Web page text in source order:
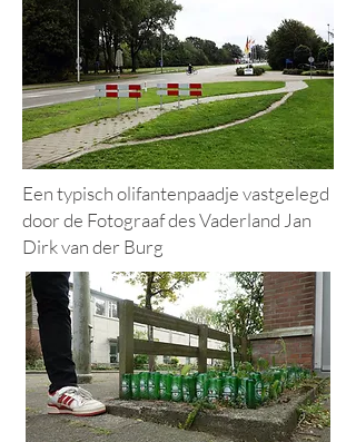
Een typisch olifantenpaadje vastgelegd
door de Fotograaf des Vaderland Jan
Dirk van der Burg